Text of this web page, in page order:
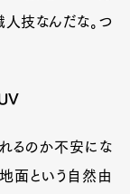
人技なんだな。つ
るのか不安にな
面という自然由